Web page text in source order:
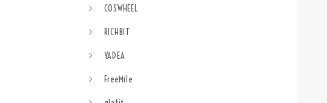
COSWHEEL
RICHBIT
YADEA
FreeMile